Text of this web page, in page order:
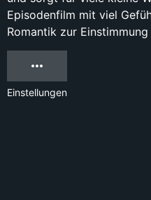
Episodenfilm mit viel
Romantik zur
Einstellungen